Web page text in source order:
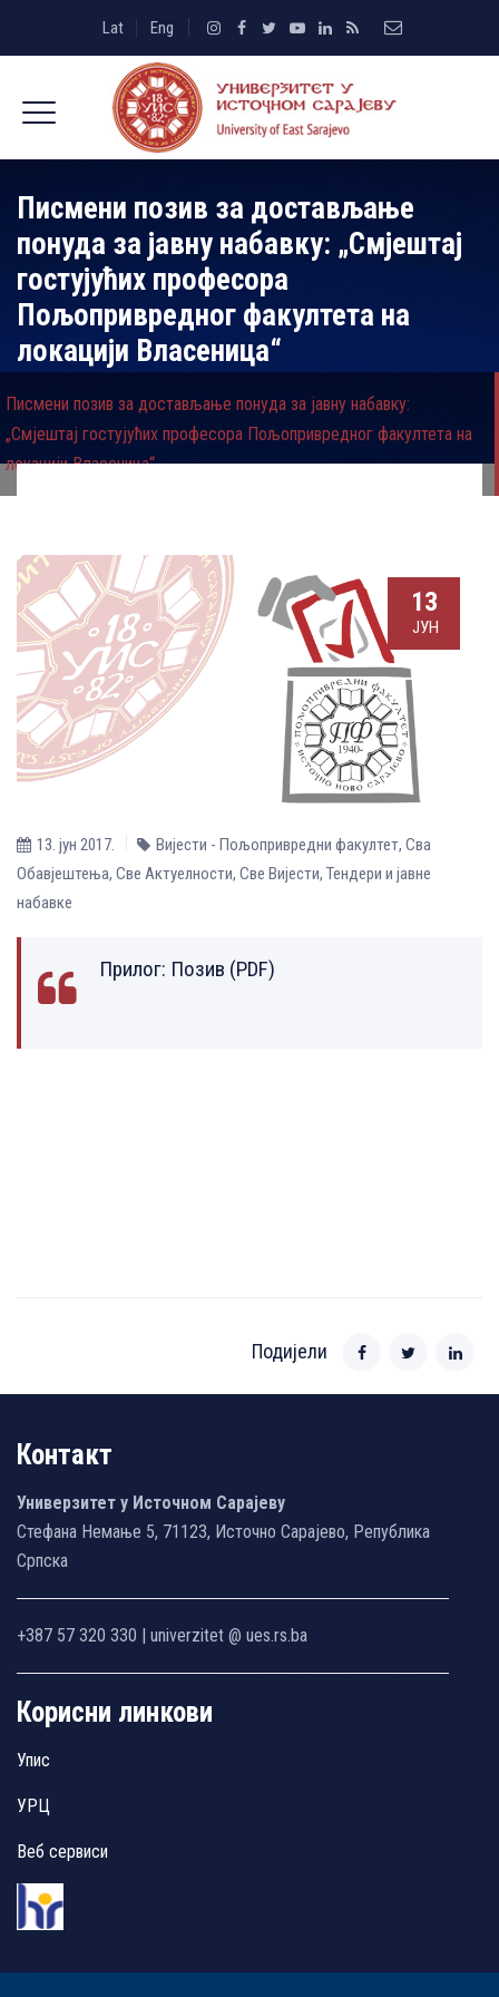
Lat Eng
Писмени позив за достављање
понуда за јавну набавку: „Смјештај
гостујућих професора
Пољопривредног факултета на
локацији Власеница“
Писмени позив за достављање понуда за јавну набавку:
„Смјештај гостујућих професора Пољопривредног факултета на
локацији Власеница“
13
ЈУН
13. јун 2017. Вијести - Пољопривредни факултет, Сва
Обавјештења, Све Aктуелности, Све Вијести, Тендери и јавне
набавке
Прилог: Позив (PDF)
Подијели
Контакт
Универзитет у Источном Сарајеву
Стефана Немање 5, 71123, Источно Сарајево, Република
Српска
+387 57 320 330 | univerzitet @ ues.rs.ba
Корисни линкови
Упис
УРЦ
Веб сервиси